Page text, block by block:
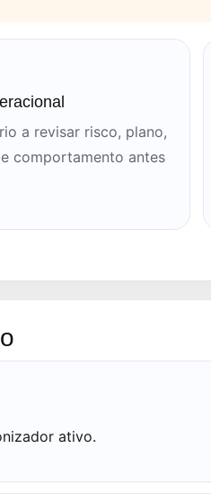
a revisar risco, plano,
comportamento antes
ativo.